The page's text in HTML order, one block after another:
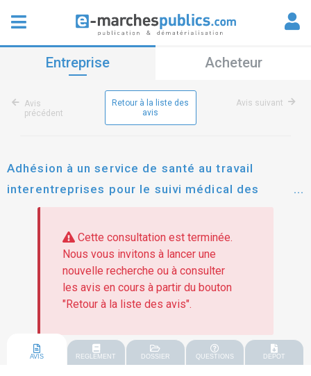
Entreprise Acheteur
Avis
précédent
Retour à la liste des
avis
Avis suivant
Adhésion à un service de santé au travail
interentreprises pour le suivi médical des
salariés du site de tours
Cette consultation est terminée.
Nous vous invitons à lancer une
nouvelle recherche ou à consulter
les avis en cours à partir du bouton
"Retour à la liste des avis".
AVIS REGLEMENT DOSSIER QUESTIONS DEPOT